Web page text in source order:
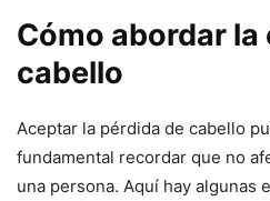
Cómo abordar la
cabello
Aceptar la pérdida de cabello
fundamental recordar que no
una persona. Aquí hay algunas